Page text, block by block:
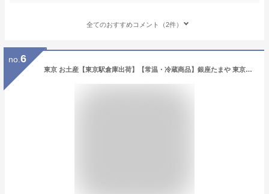
全てのおすすめコメント（2件）
no. 6
東京 お土産【東京駅倉庫出荷】【常温・冷蔵商品】銀座たまや 東京たまご ごまたまご8個入おみやげ 土産 東京みやげ 和菓子 和洋菓子 お菓子 スイーツ ゴマタマゴ お中元 お歳暮 御歳暮 内祝い お取り寄せ ギフト プレゼント のし可